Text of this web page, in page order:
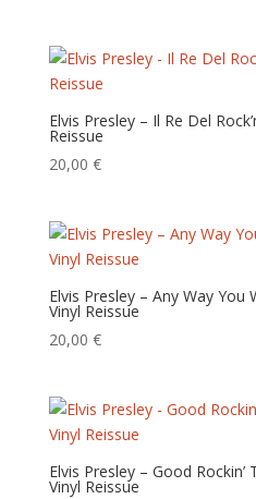
Elvis Presley – Il Re Del
Reissue
20,00 €
Elvis Presley – Any Way You
Vinyl Reissue
20,00 €
Elvis Presley – Good
Vinyl Reissue